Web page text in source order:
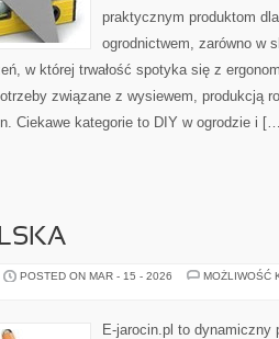
praktycznym produktom
ogrodnictwem, zarówno w
w której trwałość spotyka się z
związane z wysiewem, produkcją
Ciekawe kategorie to DIY w ogrodzie i
POSTED ON MAR - 15 - 2026
MOŻLIWOŚĆ
E-jarocin.pl to dynamiczny